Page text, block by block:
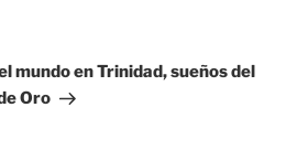
mundo en Trinidad, sueños del
Oro